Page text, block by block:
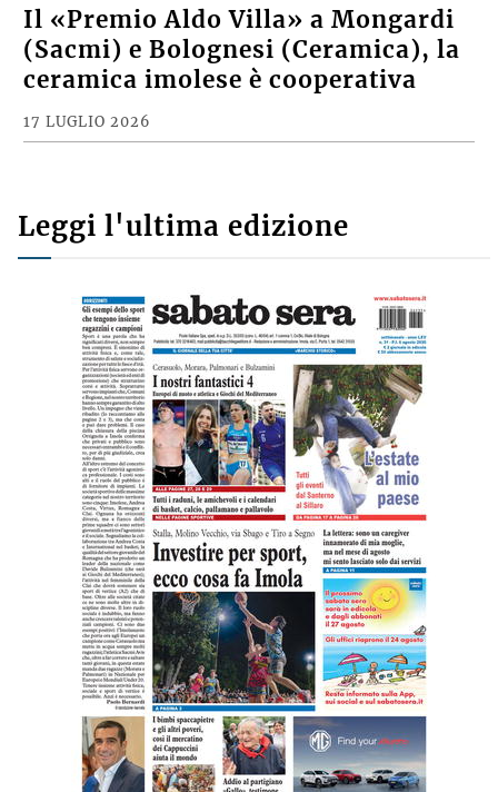
Il «Premio Aldo Villa» a Mongardi
(Sacmi) e Bolognesi (Ceramica), la
ceramica imolese è cooperativa
17 LUGLIO 2026
Leggi l'ultima edizione